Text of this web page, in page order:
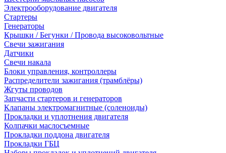
Электрооборудование двигателя
Стартеры
Генераторы
Крышки / Бегунки / Провода высоковольтные
Свечи зажигания
Датчики
Свечи накала
Блоки управления, контроллеры
Распределители зажигания (трамблёры)
Жгуты проводов
Запчасти стартеров и генераторов
Клапаны электромагнитные (соленоиды)
Прокладки и уплотнения двигателя
Колпачки маслосъемные
Прокладки поддона двигателя
Прокладки ГБЦ